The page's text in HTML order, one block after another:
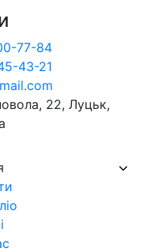
77-84
43-21
22, Луцьк,